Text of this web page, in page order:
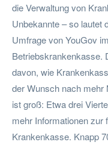
die Verwaltung von
Unbekannte – so lautet
Umfrage von YouGov
Betriebskrankenkasse.
davon, wie
der Wunsch nach mehr
ist groß: Etwa drei
mehr Informationen zur
Krankenkasse. Knapp